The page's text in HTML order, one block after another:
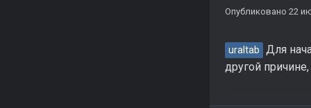
Опубликовано 22
uraltab Для
другой